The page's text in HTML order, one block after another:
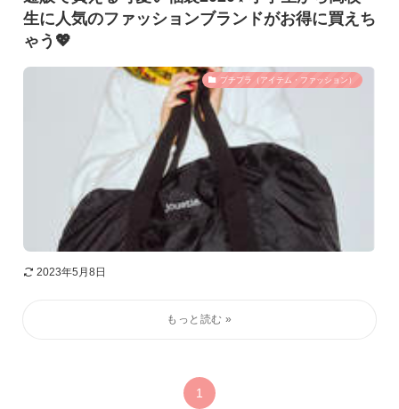
生に人気のファッションブランドがお得に買えち
ゃう💖
プチプラ（アイテム・ファッション）
2023年5月8日
1